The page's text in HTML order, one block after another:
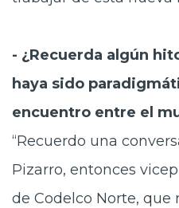
- ¿Recuerda algún
haya sido
encuentro entre el
“Recuerdo una
Pizarro, entonces
de Codelco Norte, que